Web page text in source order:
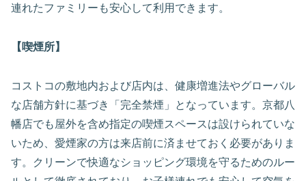
連れたファミリーも安心して利用できます。
【喫煙所】
コストコの敷地内および店内は、健康増進法やグローバル
な店舗方針に基づき「完全禁煙」となっています。京都八
幡店でも屋外を含め指定の喫煙スペースは設けられていな
いため、愛煙家の方は来店前に済ませておく必要がありま
す。クリーンで快適なショッピング環境を守るためのルー